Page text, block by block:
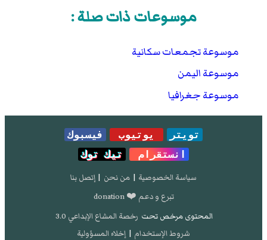
موسوعات ذات صلة :
موسوعة تجمعات سكانية
موسوعة اليمن
موسوعة جغرافيا
تويتر يوتيوب
فيسبوك
انستقرام
تيك توك
سياسة الخصوصية | من نحن | إتصل بنا
تبرع و دعم ❤️ donation
المحتوى مرخص تحت رخصة المشاع الإبداعي 3.0
شروط الإستخدام | إخلاء المسؤولية